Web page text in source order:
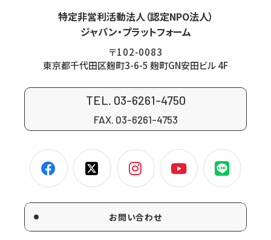
特定非営利活動法人（認定NPO法人）
ジャパン・プラットフォーム
〒102-0083
東京都千代田区麹町3-6-5 麹町GN安田ビル 4F
TEL. 03-6261-4750
FAX. 03-6261-4753
お問い合わせ